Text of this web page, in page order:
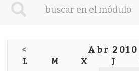
< Abr 2010
L M X J